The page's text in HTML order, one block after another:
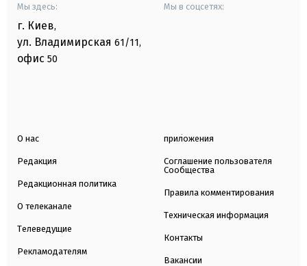
Мы здесь:
г. Киев,
ул. Владимирская 61/11,
офис 50
Мы в соцсетях:
О нас
Редакция
Редакционная политика
О телеканале
Телеведущие
Рекламодателям
приложения
Соглашение пользователя
Сообщества
Правила комментирования
Техническая информация
Контакты
Вакансии